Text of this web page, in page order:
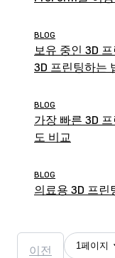
BLOG
보유 중인 3D
3D 프린팅하는
BLOG
가장 빠른 3D
도 비교
BLOG
의료용 3D 프린
이전 1페이지